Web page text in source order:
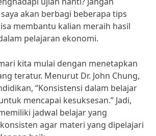
akan berbagi beberapa tips
membantu kalian meraih hasil
pelajaran ekonomi.
kita mulai dengan menetapkan
teratur. Menurut Dr. John Chung,
“Konsistensi dalam belajar
mencapai kesuksesan.” Jadi,
jadwal belajar yang
agar materi yang dipelajari